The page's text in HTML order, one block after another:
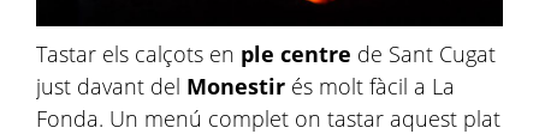
Tastar els calçots en ple centre de Sant Cugat
just davant del Monestir és molt fàcil a La
Fonda. Un menú complet on tastar aquest plat